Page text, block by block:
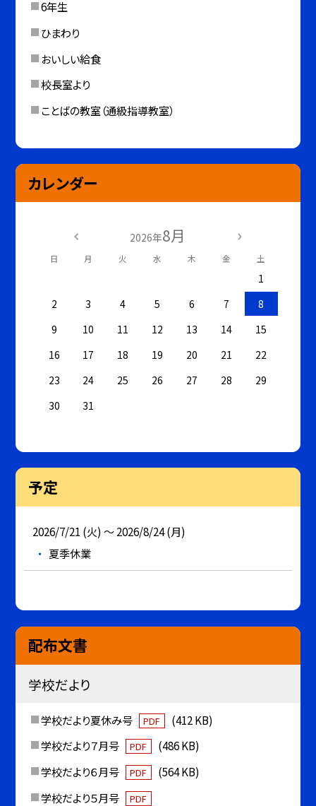
6年生
ひまわり
おいしい給食
校長室より
ことばの教室（通級指導教室）
カレンダー
2026年8月
日 月 火 水 木 金 土
1
2
3 4 5 6 7
8
9
10 11 12 13 14
15
16
17 18 19 20 21
22
23
24 25 26 27 28
29
30
31
予定
2026/7/21 (火) ～ 2026/8/24 (月)
夏季休業
配布文書
学校だより
学校だより夏休み号 PDF
(412 KB)
学校だより７月号
PDF
(486 KB)
学校だより６月号
PDF
(564 KB)
学校だより５月号
PDF